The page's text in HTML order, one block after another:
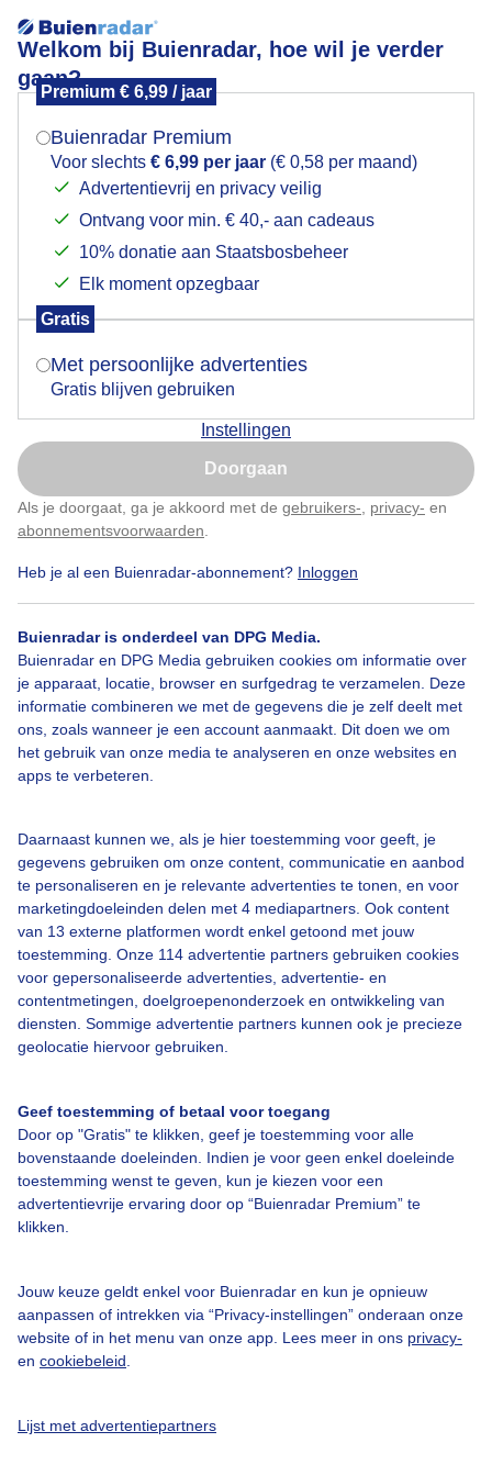
Welkom bij Buienradar, hoe wil je verder
gaan?
Premium € 6,99 / jaar
Buienradar Premium
Voor slechts € 6,99 per jaar (€ 0,58 per maand)
Advertentievrij en privacy veilig
Ontvang voor min. € 40,- aan cadeaus
10% donatie aan Staatsbosbeheer
Elk moment opzegbaar
Gratis
Met persoonlijke advertenties
Gratis blijven gebruiken
Instellingen
Doorgaan
Als je doorgaat, ga je akkoord met de gebruikers- privacy- en
abonnementsvoorwaarden
Heb je al een Buienradar-abonnement? Inloggen
Buienradar is onderdeel van DPG Media.
Buienradar en DPG Media gebruiken cookies om informatie over
je apparaat, locatie, browser en surfgedrag te verzamelen. Deze
informatie combineren we met de gegevens die je zelf deelt met
ons, zoals wanneer je een account aanmaakt. Dit doen we om
het gebruik van onze media te analyseren en onze websites en
apps te verbeteren.
Daarnaast kunnen we, als je hier toestemming voor geeft, je
gegevens gebruiken om onze content, communicatie en aanbod
te personaliseren en je relevante advertenties te tonen, en voor
marketingdoeleinden delen met 4 mediapartners. Ook content
van 13 externe platformen wordt enkel getoond met jouw
toestemming. Onze 114 advertentie partners gebruiken cookies
voor gepersonaliseerde advertenties, advertentie- en
contentmetingen, doelgroepenonderzoek en ontwikkeling van
diensten. Sommige advertentie partners kunnen ook je precieze
geolocatie hiervoor gebruiken.
Geef toestemming of betaal voor toegang
Door op "Gratis" te klikken, geef je toestemming voor alle
bovenstaande doeleinden. Indien je voor geen enkel doeleinde
toestemming wenst te geven, kun je kiezen voor een
advertentievrije ervaring door op “Buienradar Premium” te
klikken.
Jouw keuze geldt enkel voor Buienradar en kun je opnieuw
aanpassen of intrekken via “Privacy-instellingen” onderaan onze
website of in het menu van onze app. Lees meer in ons privacy-
en cookiebeleid
Lijst met advertentiepartners
Zeilweer
volle zeilen op het Veersemeer
Door: ria brasser
Bekijk slideshow
Een moment geduld aub...
Over Buienradar
Contact
Toegankelijkheid
Gebruikersvoorwaarden
Buienradar Team
Privacy beleid
Cookie beleid
Gratis weerdata
Mogen we je locatie gebruiken voor het
Indien je hier nog geen akkoord op hebt gegeven,
verschijnt er zo een pop-up uit je browser waarin
Is goed, toon de popup
Nu niet, misschien later
Klik hierom dit aan te passen